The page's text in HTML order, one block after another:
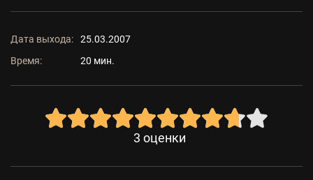
Дата выхода:
25.03.2007
Время:
20 мин.
3 оценки